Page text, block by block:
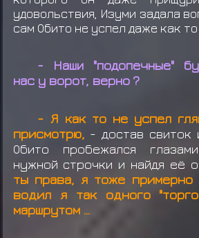
удовольствия, Изуми задала
сам Обито не успел даже как
- Наши "подопечные"
нас у ворот, верно ?
- Я как то не успел
присмотрю,- достав свиток
Обито пробежался
нужной строчки и найдя её
ты права, я тоже примерно
водил я так одного
маршрутом ...